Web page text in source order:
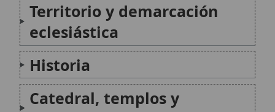
Catedral, templos y
patrimonio religioso
Plasencia y el Monasterio de
Yuste